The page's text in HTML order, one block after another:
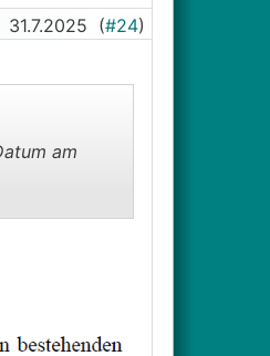
31.7.2025 (#24)
am